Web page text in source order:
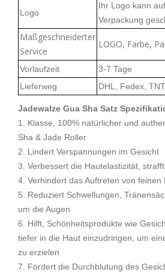
Logo
Ihr Logo kann
Verpackung
Maßgeschneiderter
Service
LOGO, Farbe,
Vorlaufzeit
3-7 Tage
Lieferweg
DHL, Fedex,
Jadewalze Gua Sha Satz
1. Klasse, 100% natürlicher und
Sha & Jade Roller
2. Lindert Verspannungen im Gesicht
3. Verbessert die Hautelastizität,
4. Verhindert das Auftreten von feinen
5. Reduziert Schwellungen,
um die Augen
6. Hilft, Schönheitsprodukte wie
tiefer in die Haut einzudringen, um
zu erzielen
7. Fördert die Durchblutung des